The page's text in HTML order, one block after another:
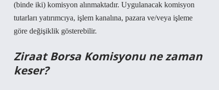
(binde iki) komisyon alınmaktadır. Uygulanacak komisyon
tutarları yatırımcıya, işlem kanalına, pazara ve/veya işleme
göre değişiklik gösterebilir.
Ziraat Borsa Komisyonu ne zaman
keser?